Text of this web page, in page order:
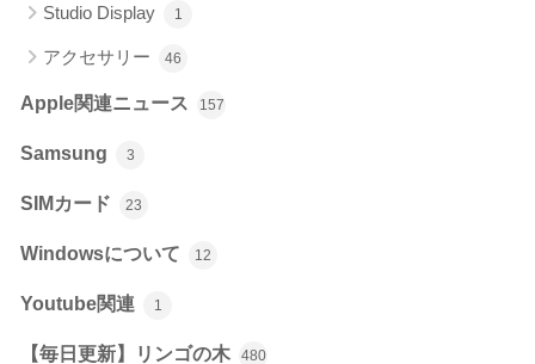
Studio Display 1
アクセサリー 46
Apple関連ニュース 157
Samsung 3
SIMカード 23
Windowsについて 12
Youtube関連 1
【毎日更新】リンゴの木 480